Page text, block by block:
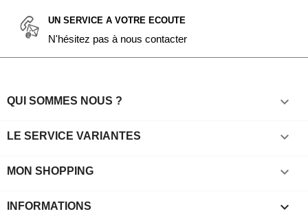
UN SERVICE A VOTRE ECOUTE
N'hésitez pas à nous contacter
QUI SOMMES NOUS ? 
LE SERVICE VARIANTES 
MON SHOPPING 
INFORMATIONS keyboard_arrow_down